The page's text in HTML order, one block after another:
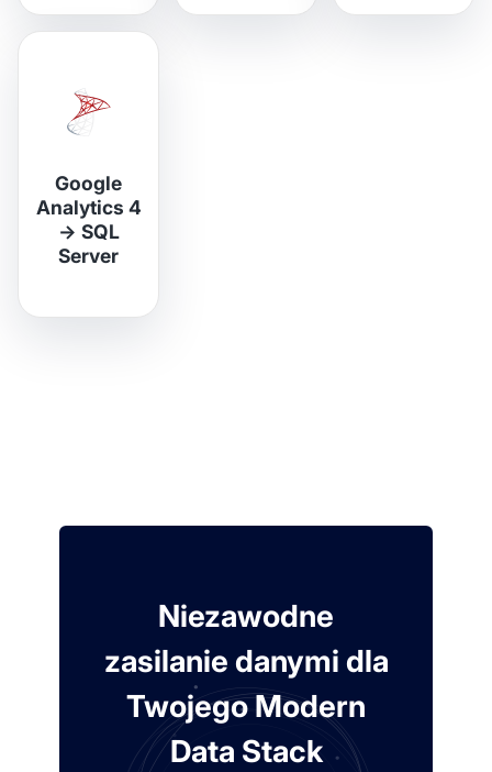
Google
Analytics 4
→ SQL
Server
Niezawodne
zasilanie danymi dla
Twojego Modern
Data Stack